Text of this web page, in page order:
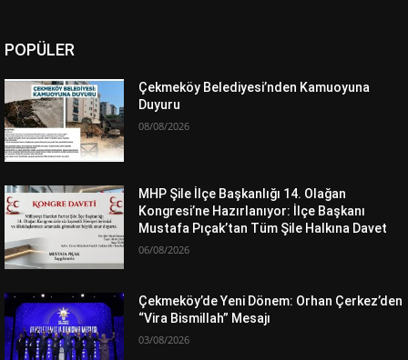
POPÜLER
Çekmeköy Belediyesi’nden Kamuoyuna
Duyuru
08/08/2026
MHP Şile İlçe Başkanlığı 14. Olağan
Kongresi’ne Hazırlanıyor: İlçe Başkanı
Mustafa Pıçak’tan Tüm Şile Halkına Davet
06/08/2026
Çekmeköy’de Yeni Dönem: Orhan Çerkez’den
“Vira Bismillah” Mesajı
03/08/2026